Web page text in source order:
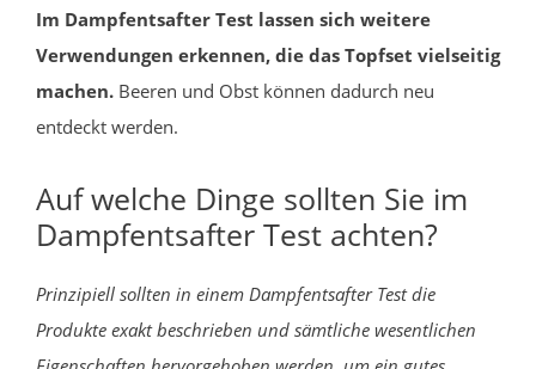
Im Dampfentsafter Test lassen sich weitere
Verwendungen erkennen, die das Topfset vielseitig
machen. Beeren und Obst können dadurch neu
entdeckt werden.
Auf welche Dinge sollten Sie im
Dampfentsafter Test achten?
Prinzipiell sollten in einem Dampfentsafter Test die
Produkte exakt beschrieben und sämtliche wesentlichen